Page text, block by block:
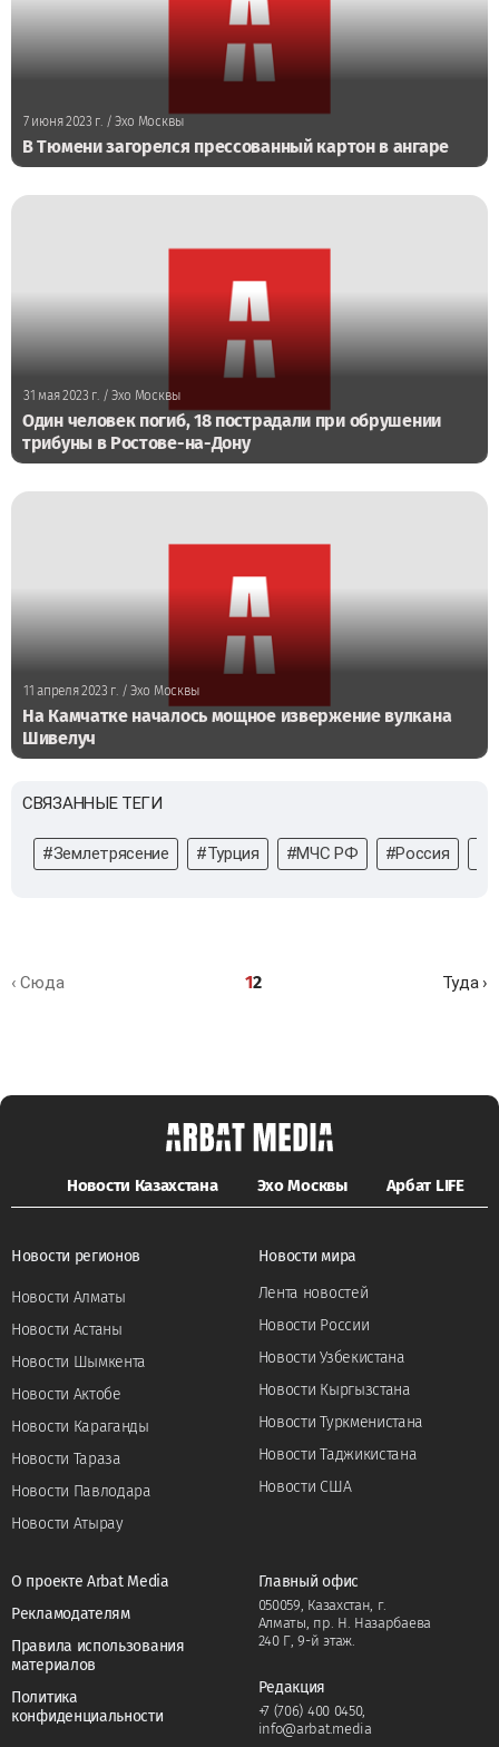
7 июня 2023 г./ Эхо Москвы
В Тюмени загорелся прессованный картон в ангаре
31 мая 2023 г. / Эхо Москвы
Один человек погиб, 18 пострадали при обрушении
трибуны в Ростове-на-Дону
11 апреля 2023 г./ Эхо Москвы
На Камчатке началось мощное извержение вулкана
Шивелуч
СВЯЗАННЫЕ ТЕГИ
#Землетрясение #Турция #МЧС РФ #Россия
‹ Сюда 12 Туда ›
Новости Казахстана Эхо Москвы Арбат LIFE
Новости регионов
Новости Алматы
Новости Астаны
Новости Шымкента
Новости Актобе
Новости Караганды
Новости Тараза
Новости Павлодара
Новости Атырау
Новости мира
Лента новостей
Новости России
Новости Узбекистана
Новости Кыргызстана
Новости Туркменистана
Новости Таджикистана
Новости США
О проекте Arbat Media
Рекламодателям
Правила использования
материалов
Политика
конфиденциальности
Главный офис
050059, Казахстан, г.
Алматы, пр. Н. Назарбаева
240 Г, 9-й этаж.
Редакция
+7 (706) 400 0450,
info@arbat.media